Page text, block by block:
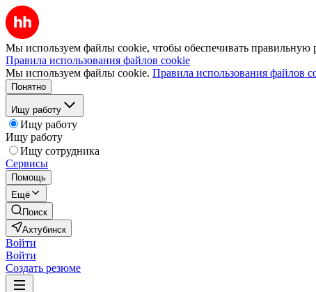
Мы используем файлы cookie, чтобы обеспечивать правильную
Правила использования файлов cookie
Мы используем файлы cookie. Правила использования файлов
Понятно
Ищу работу
Ищу работу
Ищу работу
Ищу сотрудника
Сервисы
Помощь
Ещё
Поиск
Ахтубинск
Войти
Войти
Создать резюме